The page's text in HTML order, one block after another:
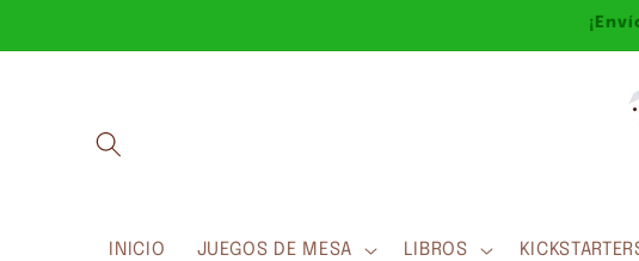
al contenido
INICIO JUEGOS DE MESA LIBROS